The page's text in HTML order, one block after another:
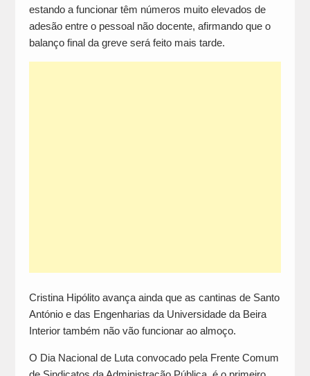
estando a funcionar têm números muito elevados de
adesão entre o pessoal não docente, afirmando que o
balanço final da greve será feito mais tarde.
Cristina Hipólito avança ainda que as cantinas de Santo
António e das Engenharias da Universidade da Beira
Interior também não vão funcionar ao almoço.
O Dia Nacional de Luta convocado pela Frente Comum